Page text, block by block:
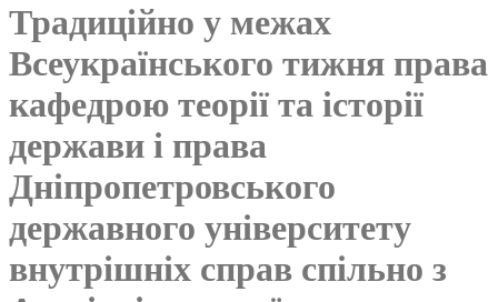
Традиційно у межах
Всеукраїнського тижня права
кафедрою теорії та історії
держави і права
Дніпропетровського
державного університету
внутрішніх справ спільно з